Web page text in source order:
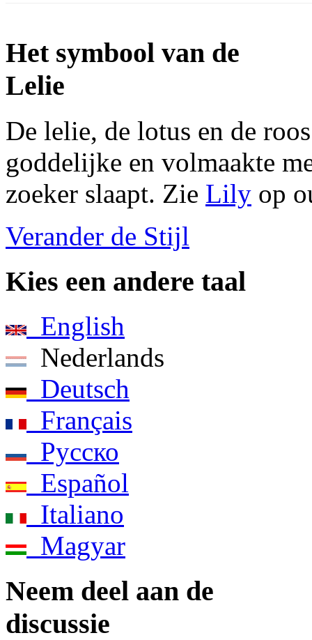
Het symbool van de
Lelie
De lelie, de lotus en de
goddelijke en volmaakte
zoeker slaapt. Zie Lily op
Verander de Stijl
Kies een andere taal
English
Nederlands
Deutsch
Français
Pусско
Español
Italiano
Magyar
Neem deel aan de
discussie